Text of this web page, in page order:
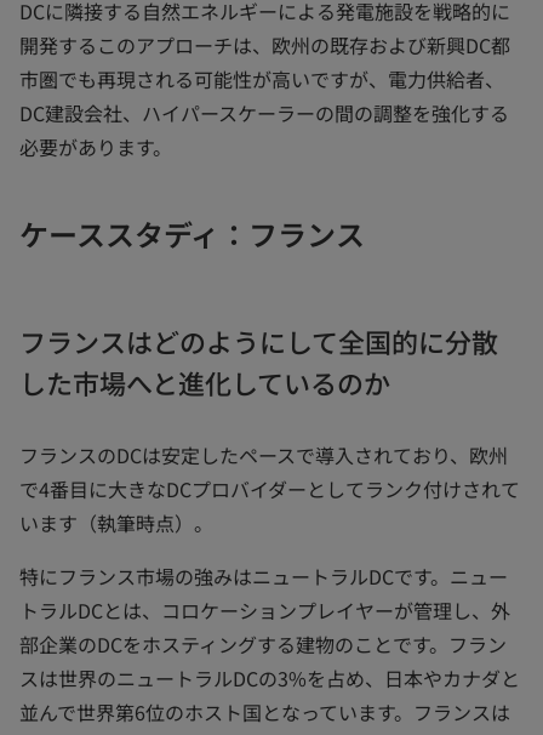
DCに隣接する自然エネルギーによる発電施設を戦略的に
開発するこのアプローチは、欧州の既存および新興DC都
市圏でも再現される可能性が高いですが、電力供給者、
DC建設会社、ハイパースケーラーの間の調整を強化する
必要があります。
ケーススタディ：フランス
フランスはどのようにして全国的に分散
した市場へと進化しているのか
フランスのDCは安定したペースで導入されており、欧州
で4番目に大きなDCプロバイダーとしてランク付けされて
います（執筆時点）。
特にフランス市場の強みはニュートラルDCです。ニュー
トラルDCとは、コロケーションプレイヤーが管理し、外
部企業のDCをホスティングする建物のことです。フラン
スは世界のニュートラルDCの3%を占め、日本やカナダと
並んで世界第6位のホスト国となっています。フランスは